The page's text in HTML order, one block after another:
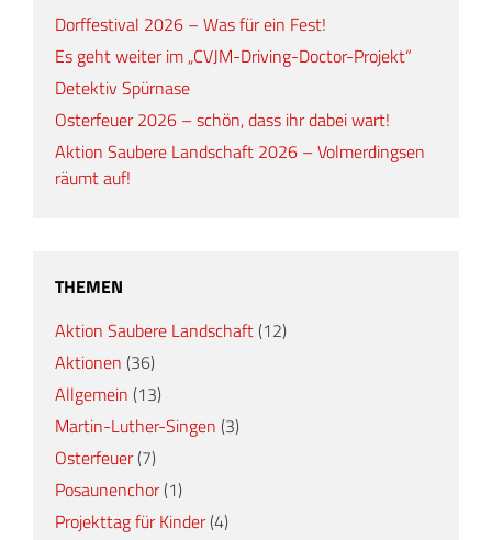
Dorffestival 2026 – Was für ein Fest!
Es geht weiter im „CVJM-Driving-Doctor-Projekt“
Detektiv Spürnase
Osterfeuer 2026 – schön, dass ihr dabei wart!
Aktion Saubere Landschaft 2026 – Volmerdingsen
räumt auf!
THEMEN
Aktion Saubere Landschaft (12)
Aktionen (36)
Allgemein (13)
Martin-Luther-Singen (3)
Osterfeuer(7)
Posaunenchor(1)
Projekttag für Kinder(4)